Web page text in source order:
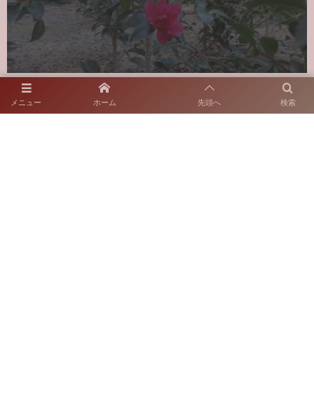
スタッフブログ
メニュー 検索
ホーム 先頭へ